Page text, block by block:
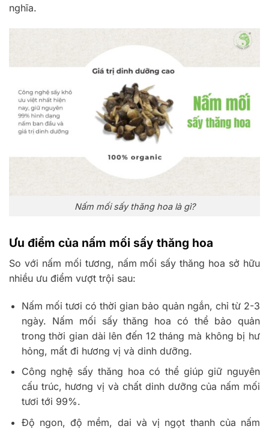
nghĩa.
Nấm mối sấy thăng hoa là gì?
Ưu điểm của nấm mối sấy thăng hoa
So với nấm mối tương, nấm mối sấy thăng hoa sở hữu
nhiều ưu điểm vượt trội sau:
Nấm mối tươi có thời gian bảo quản ngắn, chỉ từ 2-3
ngày. Nấm mối sấy thăng hoa có thể bảo quản
trong thời gian dài lên đến 12 tháng mà không bị hư
hỏng, mất đi hương vị và dinh dưỡng.
Công nghệ sấy thăng hoa có thể giúp giữ nguyên
cấu trúc, hương vị và chất dinh dưỡng của nấm mối
tươi tới 99%.
Độ ngon, độ mềm, dai và vị ngọt thanh của nấm